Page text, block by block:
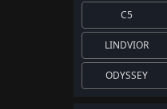
C5
LINDVIOR
ODYSSEY